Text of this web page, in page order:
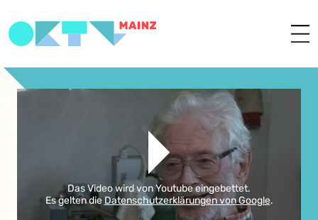
Das Video wird von Youtube eingebettet.
Es gelten die Datenschutzerklärungen von Google.